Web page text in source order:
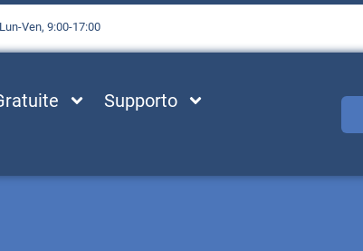
Lun-Ven, 9:00-17:00
Supporto